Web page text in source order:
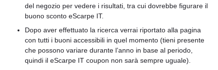
del negozio per vedere i risultati, tra cui dovrebbe figurare il
buono sconto eScarpe IT.
Dopo aver effettuato la ricerca verrai riportato alla pagina
con tutti i buoni accessibili in quel momento (tieni presente
che possono variare durante l’anno in base al periodo,
quindi il eScarpe IT coupon non sarà sempre uguale).